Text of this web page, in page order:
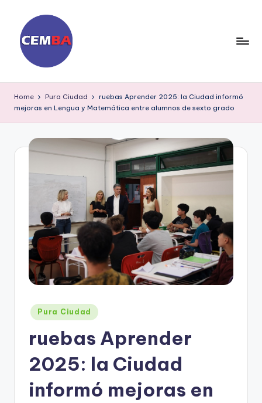
content
ia
ri
C
A
Home Pura Ciudad
ruebas Aprender 2025: la Ciudad informó
mejoras en Lengua y Matemática entre alumnos de sexto grado
Posted
in
Pura Ciudad
ruebas Aprender
2025: la Ciudad
informó mejoras en